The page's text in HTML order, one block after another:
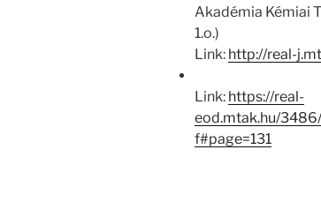
Akadémia Kémiai
1.o.)
Link: http://real-
Link: https://real-
eod.mtak.hu/
f#page=131